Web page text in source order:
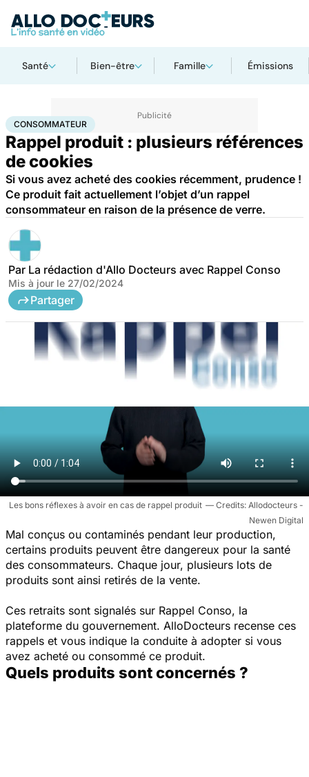
Santé Bien-être Famille Émissions
AccueilSantéConsommateur
CONSOMMATEUR
Rappel produit : plusieurs références
de cookies
Si vous avez acheté des cookies récemment, prudence !
Ce produit fait actuellement l’objet d’un rappel
consommateur en raison de la présence de verre.
Par La rédaction d'Allo Docteurs avec Rappel Conso
Mis à jour le 27/02/2024
Partager
Les bons réflexes à avoir en cas de rappel produit
Allodocteurs -
Newen Digital
Mal conçus ou contaminés pendant leur production,
certains produits peuvent être dangereux pour la santé
des consommateurs. Chaque jour, plusieurs lots de
produits sont ainsi retirés de la vente.
Ces retraits sont signalés sur Rappel Conso, la
plateforme du gouvernement. AlloDocteurs recense ces
rappels et vous indique la conduite à adopter si vous
avez acheté ou consommé ce produit.
Quels produits sont concernés ?